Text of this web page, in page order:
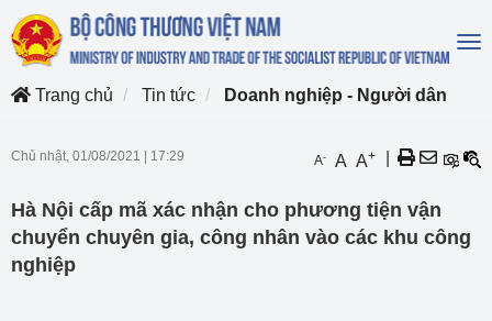
Trang chủ
Tin tức Doanh nghiệp - Người dân
Chủ nhật, 01/08/2021 17:29 A- A A+
Hà Nội cấp mã xác nhận cho phương tiện vận
chuyển chuyên gia, công nhân vào các khu công
nghiệp